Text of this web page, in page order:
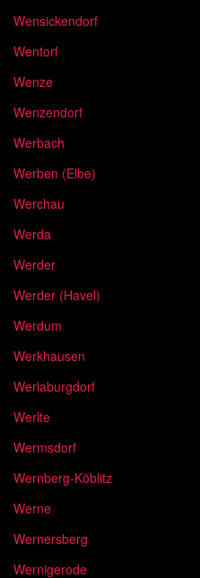
Wensickendorf
Wentorf
Wenze
Wenzendorf
Werbach
Werben (Elbe)
Werchau
Werda
Werder
Werder (Havel)
Werdum
Werkhausen
Werlaburgdorf
Werlte
Wermsdorf
Wernberg-Köblitz
Werne
Wernersberg
Wernigerode